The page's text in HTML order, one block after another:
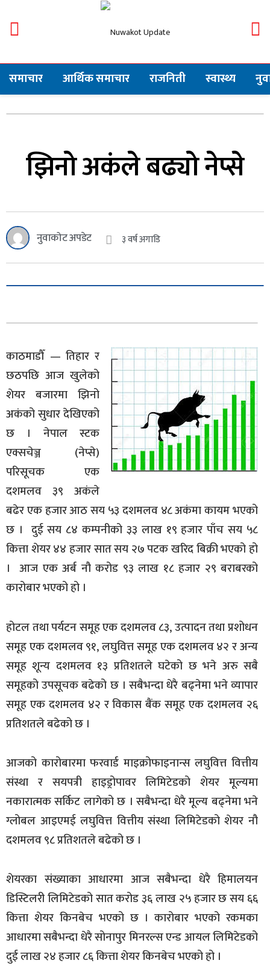
समाचार आर्थिक समाचार राजनिती स्वास्थ्य
झिनो अकंले बढ्यो नेप्से
नुवाकोट अपडेट ३ वर्ष अगाडि
काठमाडौँ — तिहार र
छठपछि आज खुलेको
शेयर बजारमा झिनो
अकंको सुधार देखिएको
छ । नेपाल स्टक
एक्सचेञ्ज (नेप्से)
परिसूचक एक
दशमलव ३९ अकंले
बढेर एक हजार आठ सय ५३ दशमलव ४८ अकंमा कायम भएको
छ । दुई सय ८४ कम्पनीको ३३ लाख १९ हजार पाँच सय ५८
कित्ता शेयर ४४ हजार सात सय २७ पटक खरिद बिक्री भएको हो
। आज एक अर्ब नौ करोड ९३ लाख १८ हजार २९ बराबरको
कारोबार भएको हो ।
होटल तथा पर्यटन समूह एक दशमलव ८३, उत्पादन तथा प्रशोधन
समूह एक दशमलव ९१, लघुवित्त समूह एक दशमलव ४२ र अन्य
समूह शून्य दशमलव १३ प्रतिशतले घटेको छ भने अरु सबै
समूहको उपसूचक बढेको छ । सबैभन्दा धेरै बढ्नेमा भने व्यापार
समूह एक दशमलव ४२ र विकास बैंक समूह एक दशमलव २६
प्रतिशतले बढेको छ ।
आजको कारोबारमा फरवार्ड माइक्रोफाइनान्स लघुवित्त वित्तीय
संस्था र सयपत्री हाइड्रोपावर लिमिटेडको शेयर मूल्यमा
नकारात्मक सर्किट लागेको छ । सबैभन्दा धेरै मूल्य बढ्नेमा भने
ग्लोबल आइएमई लघुवित्त वित्तीय संस्था लिमिटेडको शेयर नौ
दशमलव ९८ प्रतिशतले बढेको छ ।
शेयरका संख्याका आधारमा आज सबैभन्दा धेरै हिमालयन
डिस्टिलरी लिमिटेडको सात करोड ३६ लाख २५ हजार छ सय ६६
कित्ता शेयर किनबेच भएको छ । कारोबार भएको रकमका
आधारमा सबैभन्दा धेरै सोनापुर मिनरल्स एन्ड आयल लिमिटेडको
दुई लाख २४ हजार ८६ कित्ता शेयर किनबेच भएको हो ।